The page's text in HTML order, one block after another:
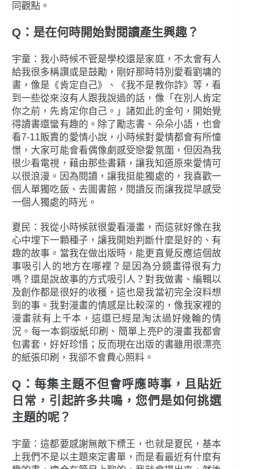
同觀點。
Q：是在何時開始對閱讀產生興趣？
宇童：我小時候不管是學校還是家庭，不太會有人
給我很多稱讚或是鼓勵，剛好那時特別愛看劉墉的
書，像是《肯定自己》、《我不是教你詐》等，看
到一些從來沒有人跟我說過的話，像「在別人肯定
你之前，先肯定你自己。」諸如此的金句，開始覺
得讀書還蠻有趣的。除了勵志書、朵朵小語，也會
看7-11販賣的愛情小說，小時候對愛情都會有所憧
憬，大家可能會看偶像劇感受戀愛氛圍，但因為我
很少看電視，藉由那些書籍，讓我知道原來愛情可
以很浪漫。因為閱讀，讓我挺能獨處的，我喜歡一
個人單獨吃飯、去圖書館，閱讀反而讓我提早感受
一個人獨處的時光。
夏民：我從小時候就很愛看漫畫，而這就好像在我
心中埋下一顆種子，讓我開始判斷什麼是好的、有
趣的故事。當我在做出版時，能更直覺反應這個故
事吸引人的地方在哪裡？是因為分鏡畫得很有力
嗎？還是說故事的方式吸引人？對我做書、編輯以
及創作都是很好的收穫，這也是我當初完全沒料想
到的事。我對漫畫的情感是比較深的，像我家裡的
漫畫就有上千本，這還已經是淘汰過好幾輪的情
況。每一本銅版紙印刷、簡單上亮P的漫畫我都會
包書套，好好珍惜；反而現在出版的書雖用很漂亮
的紙張印刷，我卻不會費心照料。
Q：每集主題不但會呼應時事，且貼近
日常，引起許多共鳴，您們是如何挑選
主題的呢？
宇童：這都要感謝無敵下標王，也就是夏民，基本
上我們不是以主題來定書單，而是看最近有什麼有